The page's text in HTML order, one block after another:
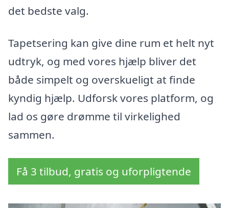
det bedste valg.
Tapetsering kan give dine rum et helt nyt
udtryk, og med vores hjælp bliver det
både simpelt og overskueligt at finde
kyndig hjælp. Udforsk vores platform, og
lad os gøre drømme til virkelighed
sammen.
Få 3 tilbud, gratis og uforpligtende